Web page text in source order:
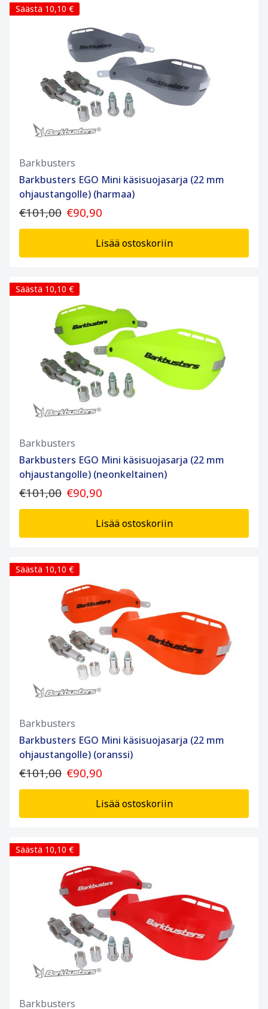
Säästä 10,10 €
Barkbusters
Barkbusters EGO Mini käsisuojasarja (22 mm
ohjaustangolle) (harmaa)
€101,00 €90,90
Lisää ostoskoriin
Säästä 10,10 €
Barkbusters
Barkbusters EGO Mini käsisuojasarja (22 mm
ohjaustangolle) (neonkeltainen)
€101,00 €90,90
Lisää ostoskoriin
Säästä 10,10 €
Barkbusters
Barkbusters EGO Mini käsisuojasarja (22 mm
ohjaustangolle) (oranssi)
€101,00 €90,90
Lisää ostoskoriin
Säästä 10,10 €
Barkbusters